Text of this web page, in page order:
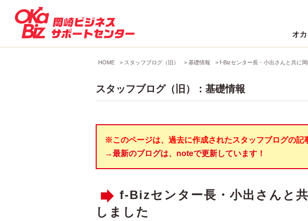
オ
HOME > スタッフブログ（旧） > 基礎情報 > f-Bizセンター長・小出さんと共に
スタッフブログ（旧）：基礎情報
※このページは、過去に作成されたスタッフブログの記
→最新のブログは、noteで更新しています！
f-Bizセンター長・小出さんと
しました